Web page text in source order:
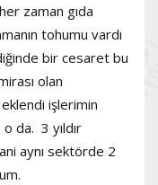
zaman gıda
tohumu vardı
bir cesaret bu
olan
işlerimin
da. 3 yıldır
aynı sektörde 2